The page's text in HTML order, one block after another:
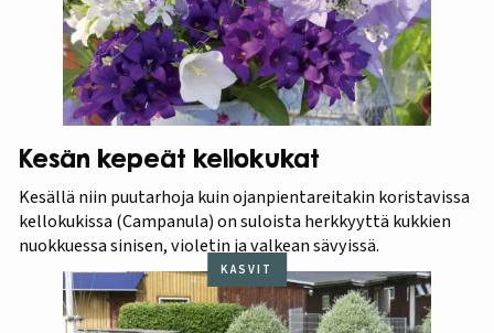
Kesän kepeät kellokukat
Kesällä niin puutarhoja kuin ojanpientareitakin koristavissa
kellokukissa (Campanula) on suloista herkkyyttä kukkien
nuokkuessa sinisen, violetin ja valkean sävyissä.
KASVIT